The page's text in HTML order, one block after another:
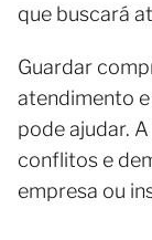
que buscará
Guardar
atendimento
pode ajudar.
conflitos e
empresa ou